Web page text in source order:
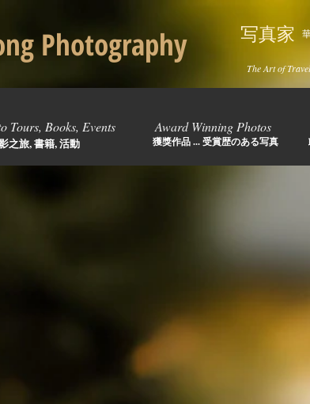
Tours, Books, Events Award Winning Photos
之旅, 書籍, 活動 獲獎作品 ... 受賞歴のある写真
Photography 写真家
The Art of